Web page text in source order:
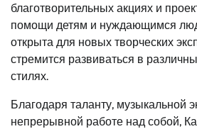
благотворительных акциях и
помощи детям и нуждающимся
открыта для новых творческих
стремится развиваться в
стилях.
Благодаря таланту, музыкальной
непрерывной работе над собой,